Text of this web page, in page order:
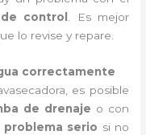
control
. Es mejor
lo revise y repare.
correctamente
es posible
de drenaje o con
problema serio si no